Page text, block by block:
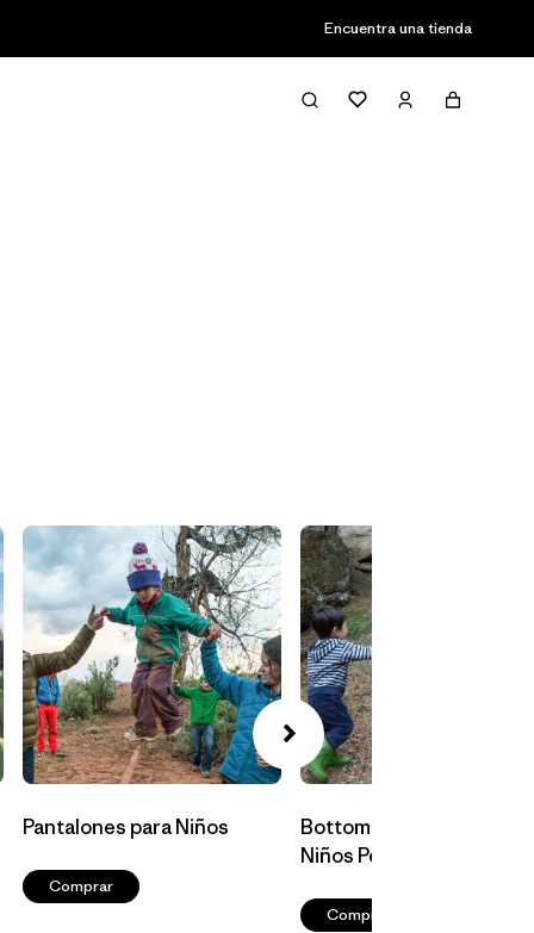
Encuentra una tienda
Filter & Sort
Pantalones para Niños
Comprar
Bottoms para Bebés y
Niños Pequeños
Comprar